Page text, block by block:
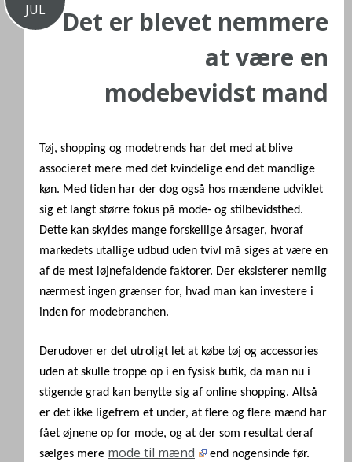
JUL
Det er blevet nemmere
at være en
modebevidst mand
Tøj, shopping og modetrends har det med at blive
associeret mere med det kvindelige end det mandlige
køn. Med tiden har der dog også hos mændene udviklet
sig et langt større fokus på mode- og stilbevidsthed.
Dette kan skyldes mange forskellige årsager, hvoraf
markedets utallige udbud uden tvivl må siges at være en
af de mest iøjnefaldende faktorer. Der eksisterer nemlig
nærmest ingen grænser for, hvad man kan investere i
inden for modebranchen.
Derudover er det utroligt let at købe tøj og accessories
uden at skulle troppe op i en fysisk butik, da man nu i
stigende grad kan benytte sig af online shopping. Altså
er det ikke ligefrem et under, at flere og flere mænd har
fået øjnene op for mode, og at der som resultat deraf
sælges mere mode til mænd end nogensinde før.